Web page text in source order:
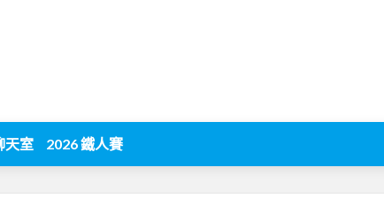
天室 2026 鐵人賽